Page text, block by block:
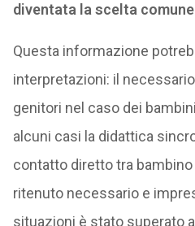
diventata la scelta comune
Questa informazione
interpretazioni: il
genitori nel caso dei
alcuni casi la didattica
contatto diretto tra
ritenuto necessario e
situazioni è stato superato